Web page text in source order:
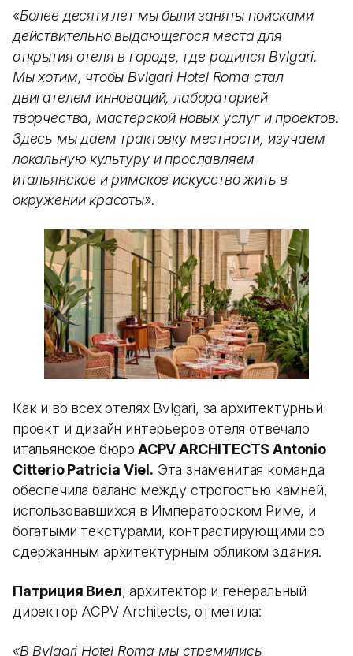
«Более десяти лет мы были заняты поисками
действительно выдающегося места для
открытия отеля в городе, где родился Bvlgari.
Мы хотим, чтобы Bvlgari Hotel Roma стал
двигателем инноваций, лабораторией
творчества, мастерской новых услуг и проектов.
Здесь мы даем трактовку местности, изучаем
локальную культуру и прославляем
итальянское и римское искусство жить в
окружении красоты».
Как и во всех отелях Bvlgari, за архитектурный
проект и дизайн интерьеров отеля отвечало
итальянское бюро ACPV ARCHITECTS Antonio
Citterio Patricia Viel. Эта знаменитая команда
обеспечила баланс между строгостью камней,
использовавшихся в Императорском Риме, и
богатыми текстурами, контрастирующими со
сдержанным архитектурным обликом здания.
Патриция Виел, архитектор и генеральный
директор ACPV Architects, отметила:
«В Bvlgari Hotel Roma мы стремились